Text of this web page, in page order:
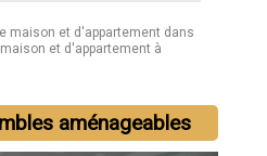
maison et d'appartement dans
et d'appartement à
aménageables